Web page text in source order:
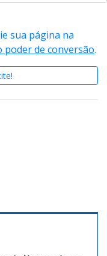
sua página na
poder de conversão.